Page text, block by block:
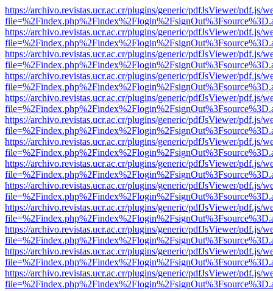
https://archivo.revistas.ucr.ac.cr/plugins/generic/pdfJsViewer/pdf.js/
https://archivo.revistas.ucr.ac.cr/plugins/generic/pdfJsViewer/pdf.js/
https://archivo.revistas.ucr.ac.cr/plugins/generic/pdfJsViewer/pdf.js/
https://archivo.revistas.ucr.ac.cr/plugins/generic/pdfJsViewer/pdf.js/
https://archivo.revistas.ucr.ac.cr/plugins/generic/pdfJsViewer/pdf.js/
https://archivo.revistas.ucr.ac.cr/plugins/generic/pdfJsViewer/pdf.js/
https://archivo.revistas.ucr.ac.cr/plugins/generic/pdfJsViewer/pdf.js/
https://archivo.revistas.ucr.ac.cr/plugins/generic/pdfJsViewer/pdf.js/
https://archivo.revistas.ucr.ac.cr/plugins/generic/pdfJsViewer/pdf.js/
https://archivo.revistas.ucr.ac.cr/plugins/generic/pdfJsViewer/pdf.js/
https://archivo.revistas.ucr.ac.cr/plugins/generic/pdfJsViewer/pdf.js/
https://archivo.revistas.ucr.ac.cr/plugins/generic/pdfJsViewer/pdf.js/
https://archivo.revistas.ucr.ac.cr/plugins/generic/pdfJsViewer/pdf.js/